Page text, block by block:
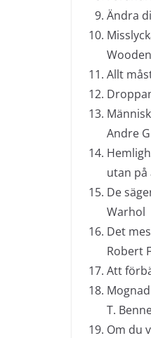
Ändra
Wooden
Allt
Andre
utan på
De
Warhol
Det
Robert
Att
T.
Om du